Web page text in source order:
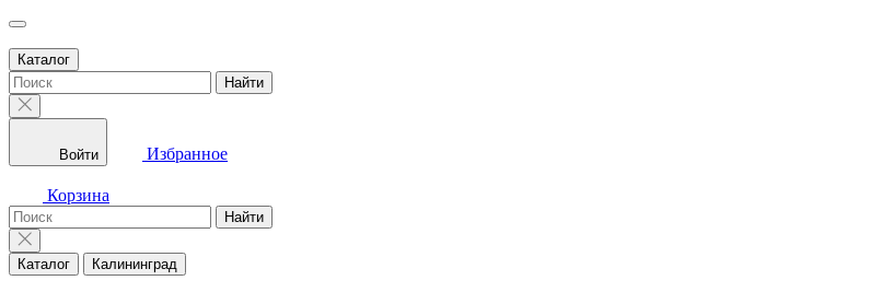
Каталог
Найти
Войти Избранное
Корзина
Найти
Каталог Калининград